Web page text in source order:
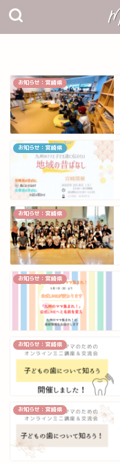
お知らせ：宮崎県
お知らせ：宮崎県
お知らせ：宮崎県
お知らせ：宮崎県
お知らせ：宮崎県
お知らせ：宮崎県